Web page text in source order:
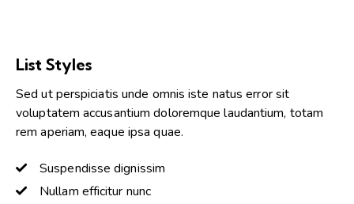
List Styles
Sed ut perspiciatis unde omnis iste natus error sit
voluptatem accusantium doloremque laudantium, totam
rem aperiam, eaque ipsa quae.
Suspendisse dignissim
Nullam efficitur nunc